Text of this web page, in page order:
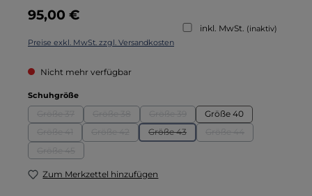
Regulärer Preis:
95,00 €
inkl. MwSt. (inaktiv)
Preise exkl. MwSt. zzgl. Versandkosten
Nicht mehr verfügbar
Schuhgrößeauswählen
(Diese Option ist zurzeit nicht verfügbar.)
(Diese Option ist zurzeit nicht verfügbar.)
(Diese Option ist zurzeit nicht
Größe 40
(Diese Option ist zurzeit nicht verfügbar.)
(Diese Option ist zurzeit nicht verfügbar.)
Größe 43
(Diese Option ist zurzeit nicht
(Diese Option ist
(Diese Option ist zurzeit nicht verfügbar.)
Zum Merkzettel hinzufügen